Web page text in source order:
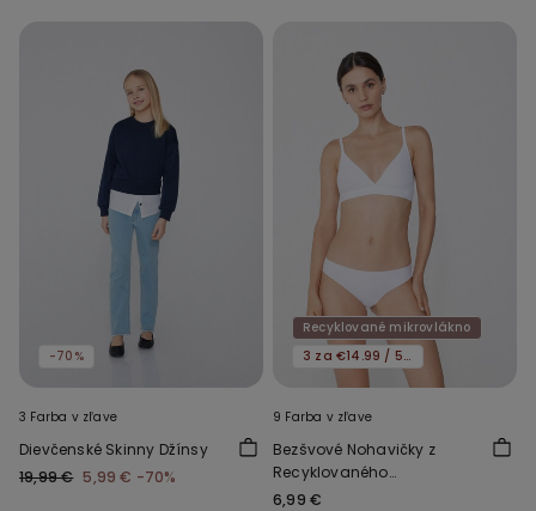
-70%
3 Farba v zľave
Dievčenské Skinny Džínsy
19,99 € 5,99 € -70%
Recyklované mikrovlákno
3 za €14.99 / 5 za €21.99
9 Farba v zľave
Bezšvové Nohavičky z
Recyklovaného
Mikrovlákna
6,99 €